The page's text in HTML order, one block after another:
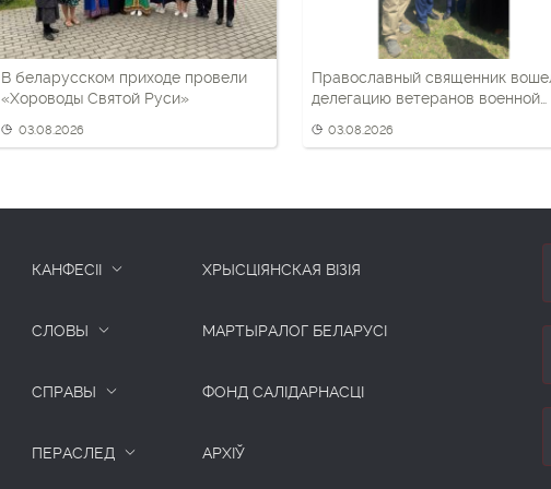
В беларусском приходе провели
«Хороводы Святой Руси»
03.08.2026
Православный священник
делегацию ветеранов военной
03.08.2026
КАНФЕСІІ
СЛОВЫ
СПРАВЫ
ПЕРАСЛЕД
ХРЫСЦІЯНСКАЯ ВІЗІЯ
МАРТЫРАЛОГ БЕЛАРУСІ
ФОНД САЛІДАРНАСЦІ
АРХІЎ